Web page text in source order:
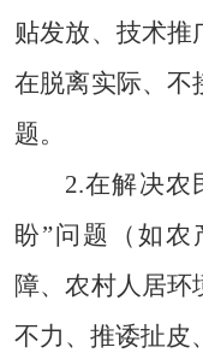
贴发放、技术
在脱离实际、不
题。
2.在解决农
盼”问题（如
障、农村人居
不力、推诿扯皮